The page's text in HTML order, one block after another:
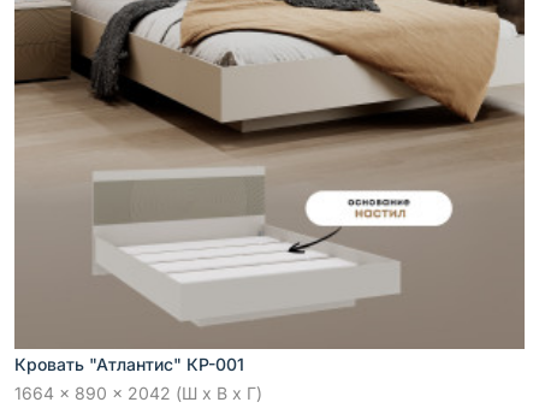
Кровать "Атлантис" КР-001
1664 x 890 x 2042 (Ш x В x Г)